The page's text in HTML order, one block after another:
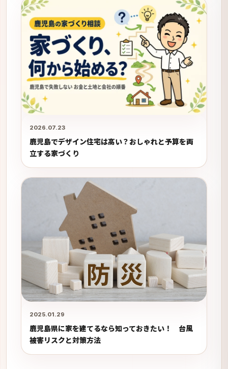
2026.07.23
鹿児島でデザイン住宅は高い？おしゃれと予算を両
立する家づくり
2025.01.29
鹿児島県に家を建てるなら知っておきたい！ 台風
被害リスクと対策方法